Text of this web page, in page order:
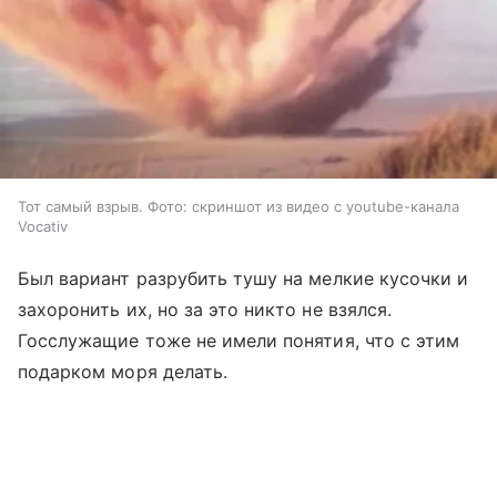
Тот самый взрыв. Фото: скриншот из видео с youtube-канала
Vocativ
Был вариант разрубить тушу на мелкие кусочки и
захоронить их, но за это никто не взялся.
Госслужащие тоже не имели понятия, что с этим
подарком моря делать.